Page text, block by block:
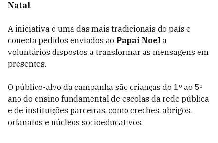
Natal.
A iniciativa é uma das mais tradicionais do país e
conecta pedidos enviados ao Papai Noel a
voluntários dispostos a transformar as mensagens em
presentes.
O público-alvo da campanha são crianças do 1º ao 5º
ano do ensino fundamental de escolas da rede pública
e de instituições parceiras, como creches, abrigos,
orfanatos e núcleos socioeducativos.